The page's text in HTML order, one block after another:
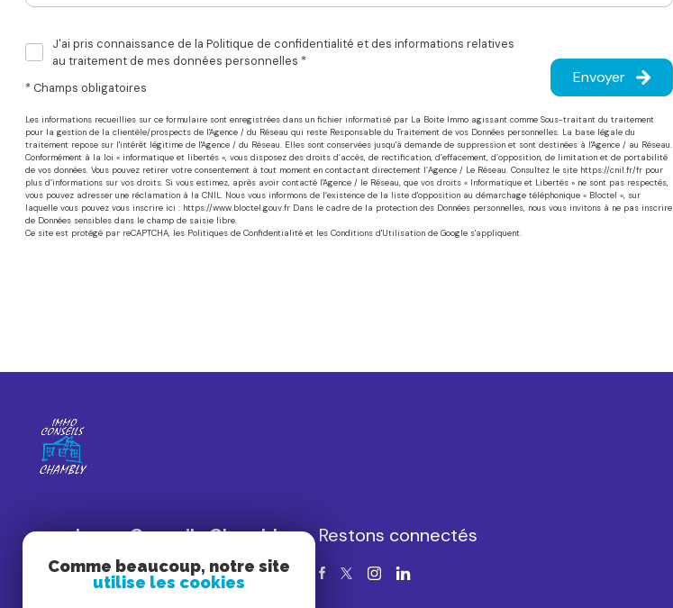
J'ai pris connaissance de la Politique de confidentialité et des informations relatives
au traitement de mes données personnelles *
* Champs obligatoires
Envoyer
Les informations recueillies sur ce formulaire sont enregistrées dans un fichier informatisé par La Boite Immo agissant comme Sous-traitant du traitement
pour la gestion de la clientèle/prospects de l'Agence / du Réseau qui reste Responsable du Traitement de vos Données personnelles. La base légale du
traitement repose sur l'intérêt légitime de l'Agence / du Réseau. Elles sont conservées jusqu'à demande de suppression et sont destinées à l'Agence / au Réseau.
Conformément à la loi « informatique et libertés », vous disposez des droits d’accès, de rectification, d’effacement, d’opposition, de limitation et de portabilité
de vos données. Vous pouvez retirer votre consentement à tout moment en contactant directement l’Agence / Le Réseau. Consultez le site https://cnil.fr/fr pour
plus d’informations sur vos droits. Si vous estimez, après avoir contacté l'Agence / le Réseau, que vos droits « Informatique et Libertés » ne sont pas respectés,
vous pouvez adresser une réclamation à la CNIL. Nous vous informons de l’existence de la liste d'opposition au démarchage téléphonique « Bloctel », sur
laquelle vous pouvez vous inscrire ici : https://www.bloctel.gouv.fr Dans le cadre de la protection des Données personnelles, nous vous invitons à ne pas inscrire
de Données sensibles dans le champ de saisie libre.
Ce site est protégé par reCAPTCHA, les Politiques de Confidentialité et les Conditions d'Utilisation de Google s'appliquent.
Immo Conseils Chambly
- ICC
Restons connectés
Comme beaucoup, notre site
utilise les cookies